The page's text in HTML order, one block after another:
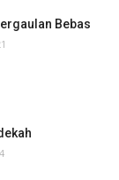
Bebas